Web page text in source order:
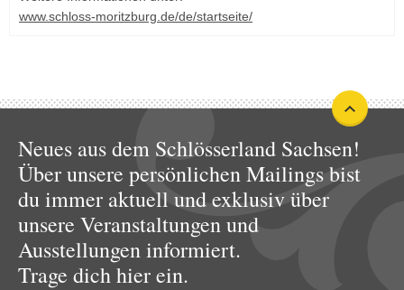
www.schloss-moritzburg.de/de/startseite/
Neues aus dem Schlösserland Sachsen!
Über unsere persönlichen Mailings bist
du immer aktuell und exklusiv über
unsere Veranstaltungen und
Ausstellungen informiert.
Trage dich hier ein.